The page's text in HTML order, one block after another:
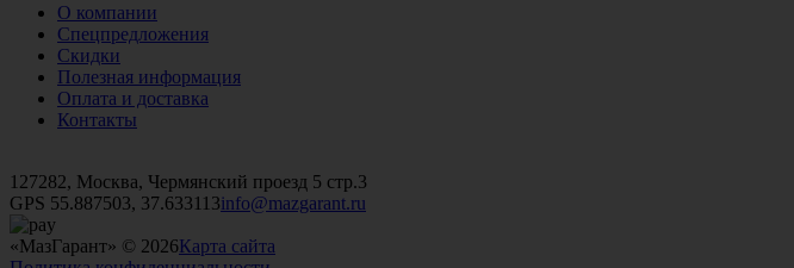
О компании
Спецпредложения
Скидки
Полезная информация
Оплата и доставка
Контакты
127282, Москва, Чермянский проезд 5 стр.3
GPS 55.887503, 37.633113info@mazgarant.ru
«МазГарант» © 2026Карта сайта